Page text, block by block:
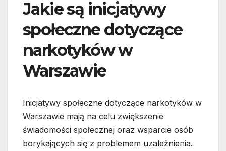
Jakie są inicjatywy
społeczne dotyczące
narkotyków w
Warszawie
Inicjatywy społeczne dotyczące narkotyków w
Warszawie mają na celu zwiększenie
świadomości społecznej oraz wsparcie osób
borykających się z problemem uzależnienia.